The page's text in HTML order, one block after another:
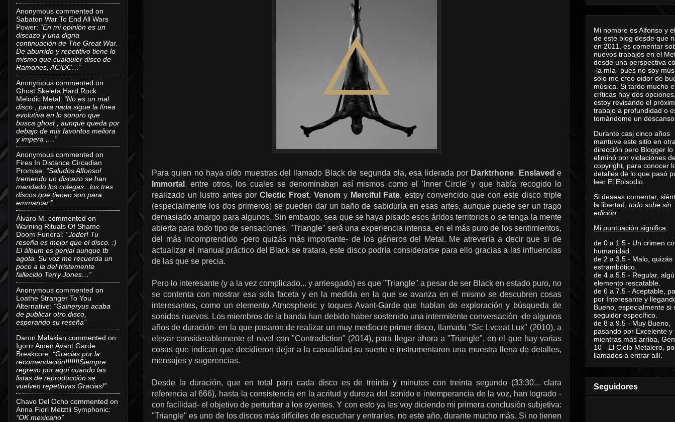
Para quien no haya oído muestras del llamado Black de segunda ola, esa liderada por Darktrhone, Enslaved e
Immortal , entre otros, los cuales se denominaban así mismos como el 'Inner Circle' y que había recogido lo
realizado un lustro antes por Clectic Frost, Venomy Merciful Fate, estoy convencido que con este disco triple
(especialmente los dos primeros) se pueden dar un baño de sabiduría en esas artes, aunque puede ser un trago
demasiado amargo para algunos. Sin embargo, sea que se haya pisado esos áridos territorios o se tenga la mente
abierta para todo tipo de sensaciones, "Triangle" será una experiencia intensa, en el más puro de los sentimientos,
del más incomprendido -pero quizás más importante- de los géneros del Metal. Me atrevería a decir que si de
actualizar el manual práctico del Black se tratara, este disco podría considerarse para ello gracias a las influencias
de las que se precia.
Pero lo interesante (y a la vez complicado... y arriesgado) es que "Triangle" a pesar de ser Black en estado puro, no
se contenta con mostrar esa sola faceta y en la medida en la que se avanza en el mismo se descubren cosas
interesantes, como un elemento Atmospheric y toques Avant-Garde que hablan de exploración y búsqueda de
sonidos nuevos. Los miembros de la banda han debido haber sostenido una intermitente conversación -de algunos
años de duración- en la que pasaron de realizar un muy mediocre primer disco, llamado "Sic Lvceat Lux" (2010), a
elevar considerablemente el nivel con "Contradiction" (2014), para llegar ahora a "Triangle", en el que hay varias
cosas que indican que decidieron dejar a la casualidad su suerte e instrumentaron una muestra llena de detalles,
mensajes y sugerencias.
Desde la duración, que en total para cada disco es de treinta y minutos con treinta segundo (33:30... clara
referencia al 666), hasta la consistencia en la acritud y dureza del sonido e intemperancia de la voz, han logrado -
con facilidad- el objetivo de perturbar a los oyentes. Y con esto ya les voy diciendo mi primera conclusión subjetiva:
"Triangle" es uno de los discos más difíciles de escuchar y entrarles, no este año, durante mucho más. Si no tienen
Anonymous commented on
Sabaton War To End All Wars
Power: “En mi opinión es un
discazo y una digna
continuación de The Great War.
De aburrido y repetitivo tiene lo
mismo que cualquier disco de
Ramones, AC/DC…”
Anonymous commented on
Ghost Skeleta Hard Rock
Melodic Metal: “No es un mal
disco , para nada sigue la línea
evolutiva en lo sonoro que
busca ghost , aunque queda por
debajo de mis favoritos meliora
y impera ,…”
Anonymous commented on
Fires In Distance Circadian
Promise: “Saludos Alfonso!
tremendo un discazo se han
mandado los colegas...los tres
discos que tienen son para
emmarcar.”
Álvaro M. commented on
Warning Rituals Of Shame
Doom Funeral: “Joder! Tu
reseña es mejor que el disco. :)
El álbum es genial aunque tb
agota. Su voz me recuerda un
poco a la del tristemente
fallecido Terry Jones…”
Anonymous commented on
Loathe Stranger To You
Alternative: “Galneryus acaba
de publicar otro disco,
esperando su reseña”
Daron Malakian commented on
Igorrr Amen Avant Garde
Breakcore: “Gracias por la
recomendación!!!!!!!Siempre
regreso por aquí cuando las
listas de reproducción se
vuelven repetitivas.Gracias!”
Chavo Del Ocho commented on
Anna Fiori Metztli Symphonic:
“OK mexicano”
Mi nombre es Alfonso y
de este blog desde que
en 2011, es comentar
nuevos trabajos en el
desde una perspectiva
-la mía- pues no soy
sólo me creo oidor de
música. Si tardo mucho
críticas hay dos
estoy revisando el
trabajo a profundidad o
tomándome un
Durante casi cinco años
mantuve este sitio en
dirección pero Blogger lo
eliminó por violaciones
copyright, para conocer
detalles de lo que pasó
leer El Episodio
Si deseas comentar,
la libertad, todo sube sin
edición
Mi puntuación significa:
de 0 a 1.5 - Un crimen
humanidad.
de 2 a 3.5 - Malo, quizás
estrambótico.
de 4 a 5.5 - Regular,
elemento rescatable.
de 6 a 7.5 - Aceptable,
por Interesante y
Bueno, especialmente si
seguidor específico.
de 8 a 9.5 - Muy Bueno,
pasando por Excelente y
mientras más arriba,
10 - El Cielo Metalero,
llamados a entrar allí.
Seguidores